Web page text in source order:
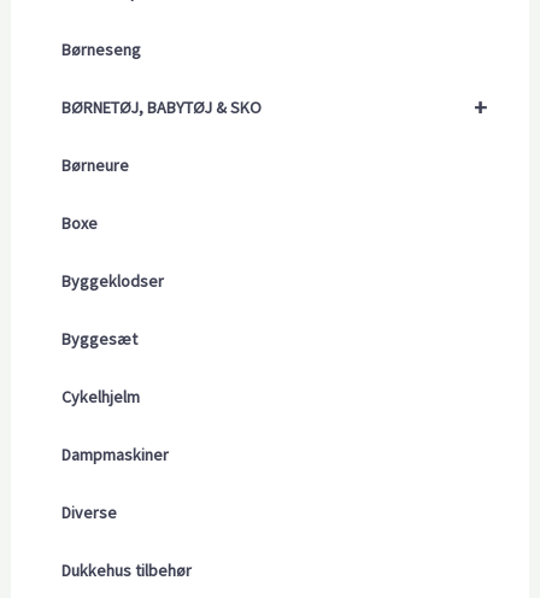
Børneseng
+
BØRNETØJ, BABYTØJ & SKO
Børneure
Boxe
Byggeklodser
Byggesæt
Cykelhjelm
Dampmaskiner
Diverse
Dukkehus tilbehør